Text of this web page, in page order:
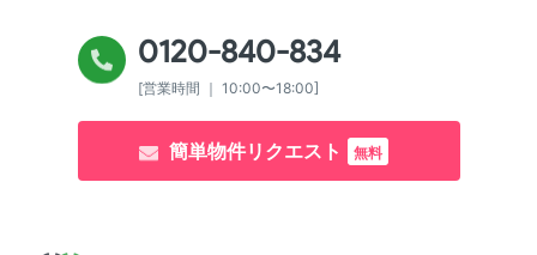
0120-840-834
[営業時間 ｜ 10:00〜18:00]
簡単物件リクエスト 無料